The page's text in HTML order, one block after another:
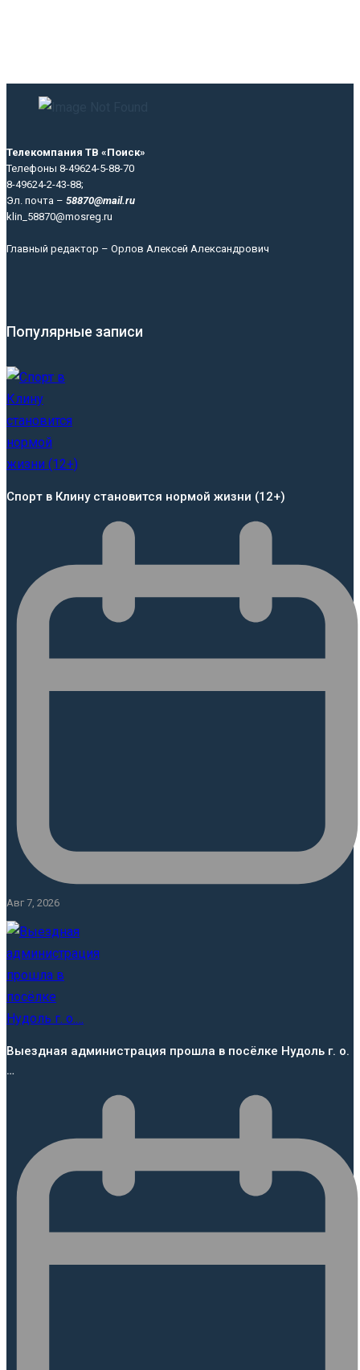
Телекомпания ТВ «Поиск»
Телефоны 8-49624-5-88-70
8-49624-2-43-88;
Эл. почта – 58870@mail.ru
klin_58870@mosreg.ru
Главный редактор – Орлов Алексей Александрович
Популярные записи
Спорт в Клину становится нормой жизни (12+)
Авг 7, 2026
Выездная администрация прошла в посёлке Нудоль г. о.
…